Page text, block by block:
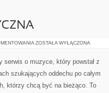
ZAGRANICZNA
ZOSTAŁA WYŁĄCZONA
serwis o muzyce, który powstał z
szukających oddechu po całym
którzy chcą być na bieżąco. To